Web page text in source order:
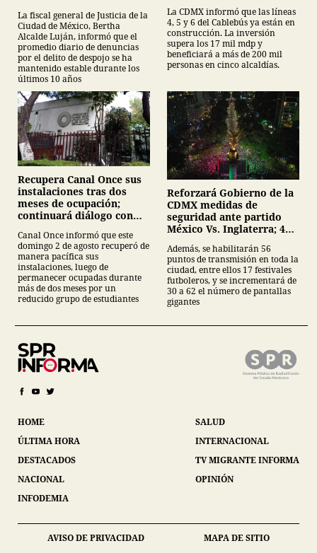
La fiscal general de Justicia de la
Ciudad de México, Bertha
Alcalde Luján, informó que el
promedio diario de denuncias
por el delito de despojo se ha
mantenido estable durante los
últimos 10 años
La CDMX informó que las líneas
4, 5 y 6 del Cablebús ya están en
construcción. La inversión
supera los 17 mil mdp y
beneficiará a más de 200 mil
personas en cinco alcaldías.
Recupera Canal Once sus
instalaciones tras dos
meses de ocupación;
continuará diálogo con
Canal Once informó que este
domingo 2 de agosto recuperó de
manera pacífica sus
instalaciones, luego de
permanecer ocupadas durante
más de dos meses por un
reducido grupo de estudiantes
Reforzará Gobierno de la
CDMX medidas de
seguridad ante partido
México Vs. Inglaterra; 40
62 pantallas en festivales
futboleros;
Además, se habilitarán 56
puntos de transmisión en toda la
ciudad, entre ellos 17 festivales
futboleros, y se incrementará de
30 a 62 el número de pantallas
gigantes
HOME
ÚLTIMA HORA
DESTACADOS
NACIONAL
INFODEMIA
SALUD
INTERNACIONAL
TV MIGRANTE INFORMA
OPINIÓN
AVISO DE PRIVACIDAD MAPA DE SITIO